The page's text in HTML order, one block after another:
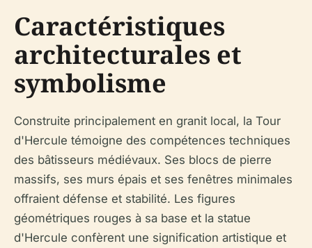
Caractéristiques
architecturales et
symbolisme
Construite principalement en granit local, la Tour
d'Hercule témoigne des compétences techniques
des bâtisseurs médiévaux. Ses blocs de pierre
massifs, ses murs épais et ses fenêtres minimales
offraient défense et stabilité. Les figures
géométriques rouges à sa base et la statue
d'Hercule confèrent une signification artistique et